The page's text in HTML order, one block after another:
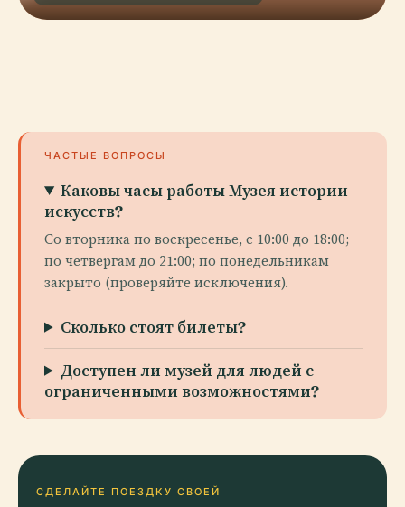
ЧАСТЫЕ ВОПРОСЫ
Каковы часы работы Музея истории
искусств?
Со вторника по воскресенье, с 10:00 до 18:00;
по четвергам до 21:00; по понедельникам
закрыто (проверяйте исключения).
Сколько стоят билеты?
Доступен ли музей для людей с
ограниченными возможностями?
СДЕЛАЙТЕ ПОЕЗДКУ СВОЕЙ